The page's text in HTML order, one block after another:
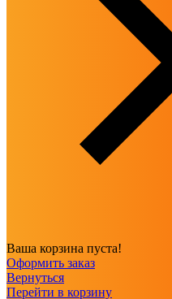
Ваша корзина пуста!
Оформить заказ
Вернуться
Перейти в корзину